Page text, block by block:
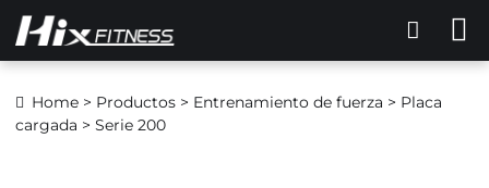
Home > Productos > Entrenamiento de fuerza > Placa
cargada > Serie 200